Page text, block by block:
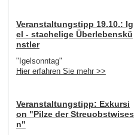
Veranstaltungstipp 19.10.: Ig
el - stachelige Überlebenskü
nstler
"Igelsonntag"
Hier erfahren Sie mehr >>
Veranstaltungstipp: Exkursi
on "Pilze der Streuobstwises
n"